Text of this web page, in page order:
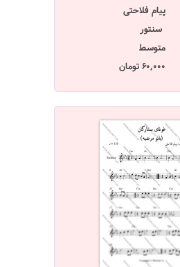
پیام فلاحتی
سنتور
متوسط
60,000 تومان